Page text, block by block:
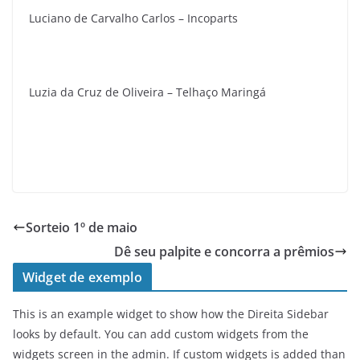
Luciano de Carvalho Carlos – Incoparts
Luzia da Cruz de Oliveira – Telhaço Maringá
Sorteio 1º de maio
Dê seu palpite e concorra a prêmios
Widget de exemplo
This is an example widget to show how the Direita Sidebar
looks by default. You can add custom widgets from the
widgets screen in the admin. If custom widgets is added than